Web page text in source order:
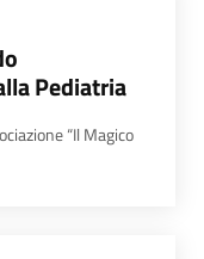
Pediatria
“Il Magico